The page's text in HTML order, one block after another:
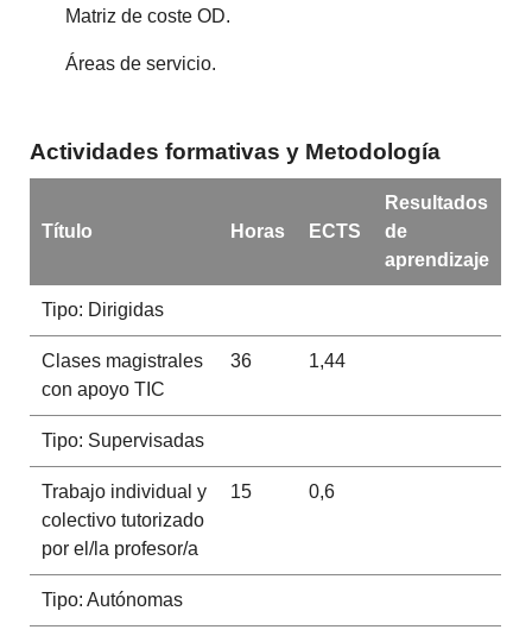
Matriz de coste OD.
Áreas de servicio.
Actividades formativas y Metodología
Título Horas ECTS
Resultados
de
aprendizaje
Tipo: Dirigidas
Clases magistrales
con apoyo TIC
36 1,44
Tipo: Supervisadas
Trabajo individual y
colectivo tutorizado
por el/la profesor/a
15 0,6
Tipo: Autónomas